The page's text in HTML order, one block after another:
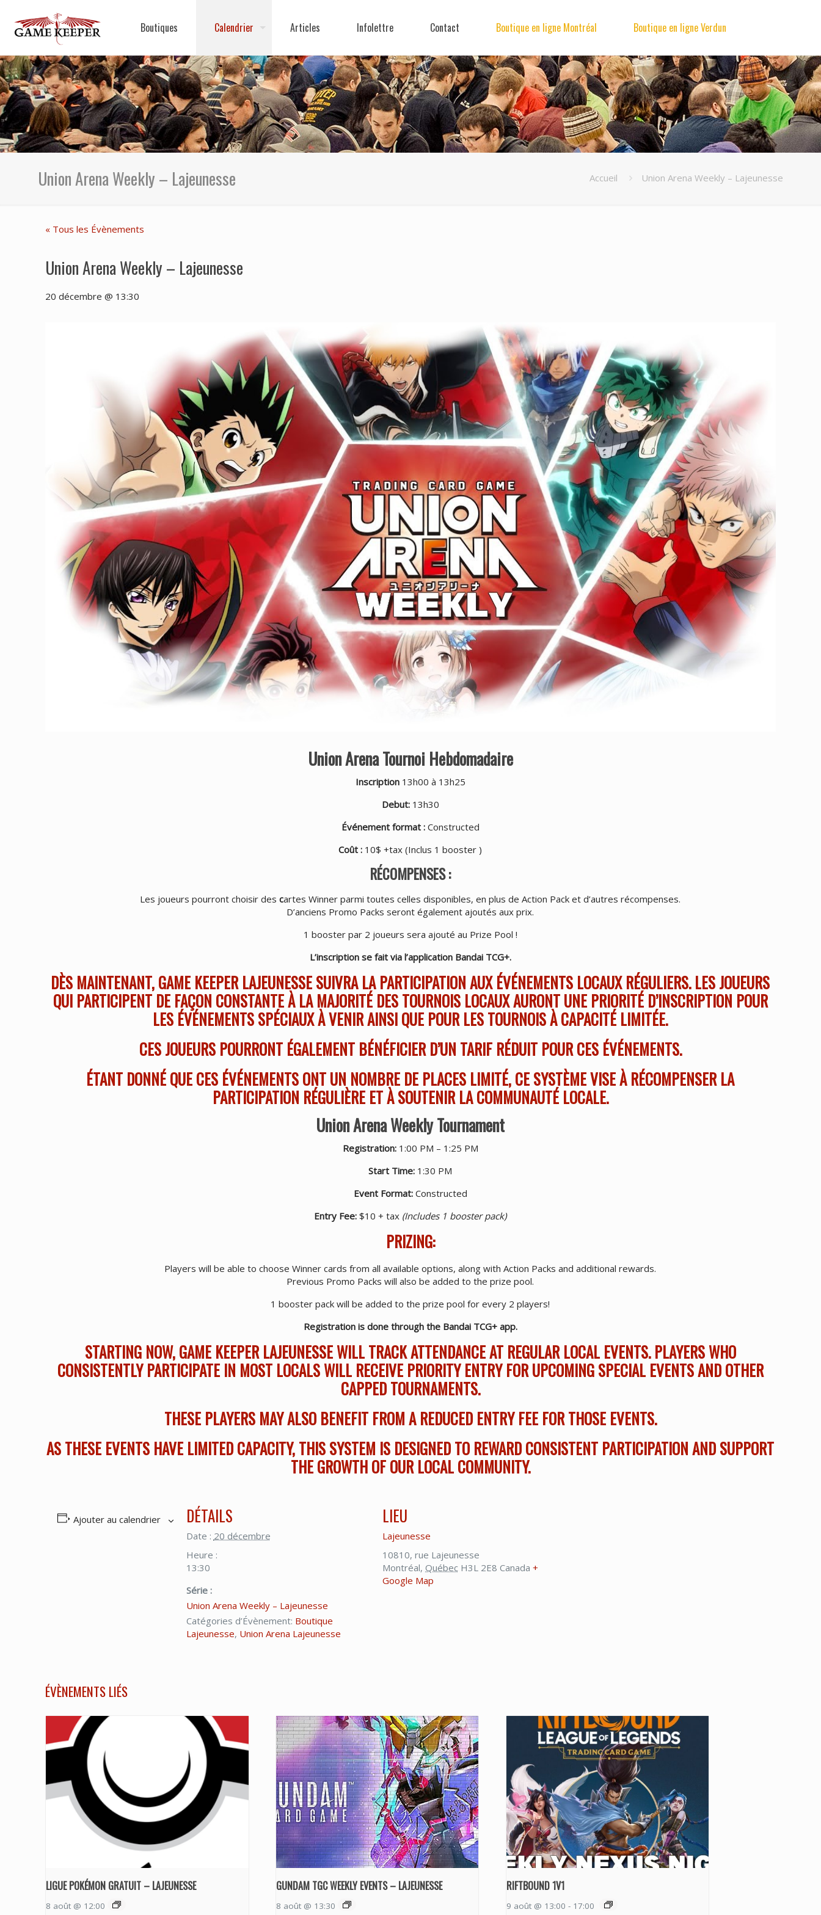
Boutiques Calendrier Articles Infolettre Contact Boutique en ligne Montréal Boutique en ligne Verdun
Union Arena Weekly – Lajeunesse Accueil Union Arena Weekly – Lajeunesse
« Tous les Évènements
Union Arena Weekly – Lajeunesse
20 décembre @ 13:30
Union Arena Tournoi Hebdomadaire
Inscription 13h00 à 13h25
Debut:13h30
Événement format : Constructed
Coût : 10$ +tax (Inclus 1 booster )
RÉCOMPENSES :
Les joueurs pourront choisir descartes Winner parmi toutes celles disponibles, en plus de Action Pack et d’autres récompenses.
D’anciens Promo Packs seront également ajoutés aux prix.
1 booster par 2 joueurs sera ajouté au Prize Pool !
L’inscription se fait via l’application Bandai TCG+.
DÈS MAINTENANT, GAME KEEPER LAJEUNESSE SUIVRA LA PARTICIPATION AUX ÉVÉNEMENTS LOCAUX RÉGULIERS. LES JOUEURS
QUI PARTICIPENT DE FAÇON CONSTANTE À LA MAJORITÉ DES TOURNOIS LOCAUX AURONT UNE PRIORITÉ D’INSCRIPTION POUR
LES ÉVÉNEMENTS SPÉCIAUX À VENIR AINSI QUE POUR LES TOURNOIS À CAPACITÉ LIMITÉE.
CES JOUEURS POURRONT ÉGALEMENT BÉNÉFICIER D’UN TARIF RÉDUIT POUR CES ÉVÉNEMENTS.
ÉTANT DONNÉ QUE CES ÉVÉNEMENTS ONT UN NOMBRE DE PLACES LIMITÉ, CE SYSTÈME VISE À RÉCOMPENSER LA
PARTICIPATION RÉGULIÈRE ET À SOUTENIR LA COMMUNAUTÉ LOCALE.
Union Arena Weekly Tournament
Registration:1:00 PM – 1:25 PM
Start Time: 1:30 PM
Event Format:Constructed
Entry Fee: $10 + tax (Includes 1 booster pack)
PRIZING:
Players will be able to choose Winner cards from all available options, along with Action Packs and additional rewards.
Previous Promo Packs will also be added to the prize pool.
1 booster pack will be added to the prize pool for every 2 players!
Registration is done through the Bandai TCG+ app.
STARTING NOW, GAME KEEPER LAJEUNESSE WILL TRACK ATTENDANCE AT REGULAR LOCAL EVENTS. PLAYERS WHO
CONSISTENTLY PARTICIPATE IN MOST LOCALS WILL RECEIVE PRIORITY ENTRY FOR UPCOMING SPECIAL EVENTS AND OTHER
CAPPED TOURNAMENTS.
THESE PLAYERS MAY ALSO BENEFIT FROM A REDUCED ENTRY FEE FOR THOSE EVENTS.
AS THESE EVENTS HAVE LIMITED CAPACITY, THIS SYSTEM IS DESIGNED TO REWARD CONSISTENT PARTICIPATION AND SUPPORT
THE GROWTH OF OUR LOCAL COMMUNITY.
Ajouter au calendrier DÉTAILS
Date : 20 décembre
Heure :
13:30
Série :
Union Arena Weekly – Lajeunesse
Catégories d’Évènement: Boutique
Lajeunesse, Union Arena Lajeunesse
LIEU
Lajeunesse
10810, rue Lajeunesse
Montréal, Québec H3L 2E8 Canada +
Google Map
ÉVÈNEMENTS LIÉS
LIGUE POKÉMON GRATUIT – LAJEUNESSE
8 août @ 12:00
GUNDAM TGC WEEKLY EVENTS – LAJEUNESSE
8 août @ 13:30
RIFTBOUND 1V1
9 août @ 13:00 - 17:00